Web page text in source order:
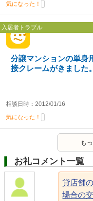
気になった！
分譲マンションの単身
接クレームがきました。
相談日時：2012/01/16
気になった！
入居者トラブル
も
お礼コメント一覧
貸店舗
場合の